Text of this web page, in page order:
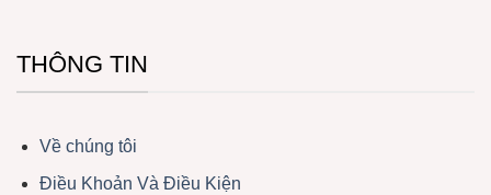
THÔNG TIN
Về chúng tôi
Điều Khoản Và Điều Kiện